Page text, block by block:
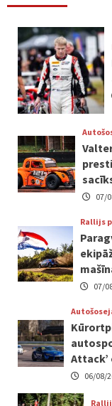
07/
Rallijs
07/
06/08/